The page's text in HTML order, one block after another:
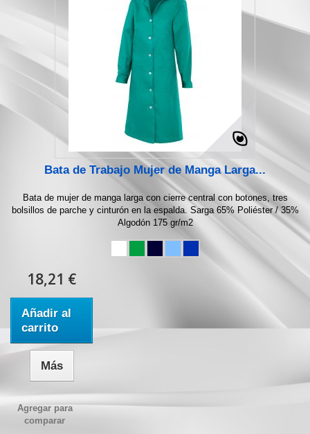
Bata de Trabajo Mujer de Manga Larga...
Bata de mujer de manga larga con cierre central con botones, tres
bolsillos de parche y cinturón en la espalda. Sarga 65% Poliéster / 35%
Algodón 175 gr/m2
18,21 €
Añadir al
carrito
Más
Agregar para
comparar